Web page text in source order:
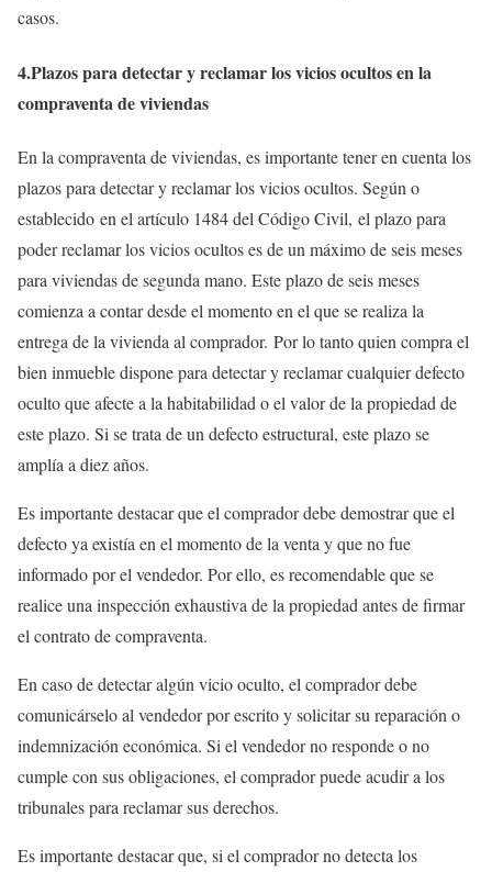
casos.
4.Plazos para detectar y reclamar los vicios ocultos en la
compraventa de viviendas
En la compraventa de viviendas, es importante tener en cuenta los
plazos para detectar y reclamar los vicios ocultos. Según o
establecido en el artículo 1484 del Código Civil, el plazo para
poder reclamar los vicios ocultos es de un máximo de seis meses
para viviendas de segunda mano. Este plazo de seis meses
comienza a contar desde el momento en el que se realiza la
entrega de la vivienda al comprador. Por lo tanto quien compra el
bien inmueble dispone para detectar y reclamar cualquier defecto
oculto que afecte a la habitabilidad o el valor de la propiedad de
este plazo. Si se trata de un defecto estructural, este plazo se
amplía a diez años.
Es importante destacar que el comprador debe demostrar que el
defecto ya existía en el momento de la venta y que no fue
informado por el vendedor. Por ello, es recomendable que se
realice una inspección exhaustiva de la propiedad antes de firmar
el contrato de compraventa.
En caso de detectar algún vicio oculto, el comprador debe
comunicárselo al vendedor por escrito y solicitar su reparación o
indemnización económica. Si el vendedor no responde o no
cumple con sus obligaciones, el comprador puede acudir a los
tribunales para reclamar sus derechos.
Es importante destacar que, si el comprador no detecta los